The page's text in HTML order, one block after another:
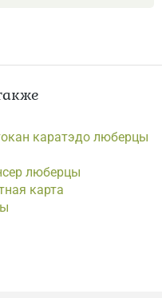
каратэдо люберцы
люберцы
карта